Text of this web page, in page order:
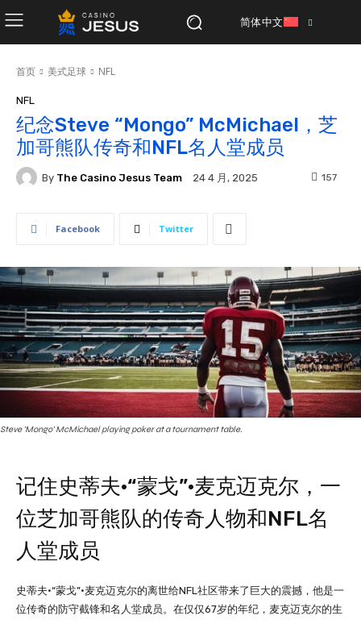
简体中文
首页 美式足球 NFL
NFL
纪念Steve “Mongo” McMichael，芝
加哥熊队传奇和NFL名人堂成员
By The Casino Jesus Team 24 4 月, 2025 157
Facebook Twitter
Steve 'Mongo' McMichael playing poker at a tournament table.
记住史蒂夫·“蒙戈”·麦克迈克尔，一
位芝加哥熊队的传奇人物和NFL名
人堂成员
史蒂夫·“蒙戈”·麦克迈克尔的离世给NFL社区带来了巨大的震撼，他是一
位传奇的防守截锋和名人堂成员。在仅仅67岁的年纪，麦克迈克尔的生